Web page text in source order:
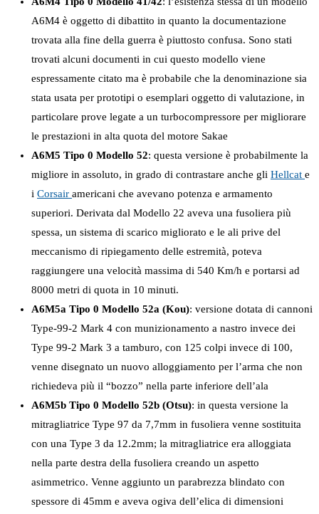
A6M4 è oggetto di dibattito in quanto la documentazione
trovata alla fine della guerra è piuttosto confusa. Sono stati
trovati alcuni documenti in cui questo modello viene
espressamente citato ma è probabile che la denominazione sia
stata usata per prototipi o esemplari oggetto di valutazione, in
particolare prove legate a un turbocompressore per migliorare
le prestazioni in alta quota del motore Sakae
A6M5 Tipo 0 Modello 52: questa versione è probabilmente la
migliore in assoluto, in grado di contrastare anche gli Hellcat e
i Corsair americani che avevano potenza e armamento
superiori. Derivata dal Modello 22 aveva una fusoliera più
spessa, un sistema di scarico migliorato e le ali prive del
meccanismo di ripiegamento delle estremità, poteva
raggiungere una velocità massima di 540 Km/h e portarsi ad
8000 metri di quota in 10 minuti.
A6M5a Tipo 0 Modello 52a (Kou): versione dotata di cannoni
Type-99-2 Mark 4 con munizionamento a nastro invece dei
Type 99-2 Mark 3 a tamburo, con 125 colpi invece di 100,
venne disegnato un nuovo alloggiamento per l’arma che non
richiedeva più il “bozzo” nella parte inferiore dell’ala
A6M5b Tipo 0 Modello 52b (Otsu): in questa versione la
mitragliatrice Type 97 da 7,7mm in fusoliera venne sostituita
con una Type 3 da 12.2mm; la mitragliatrice era alloggiata
nella parte destra della fusoliera creando un aspetto
asimmetrico. Venne aggiunto un parabrezza blindato con
spessore di 45mm e aveva ogiva dell’elica di dimensioni